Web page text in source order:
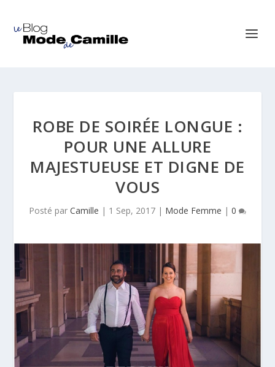
ROBE DE SOIRÉE LONGUE :
POUR UNE ALLURE
MAJESTUEUSE ET DIGNE DE
VOUS
Posté par Camille | 1 Sep, 2017 | Mode Femme | 0